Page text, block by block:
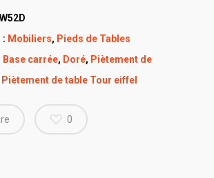
: Mobiliers, Pieds de Tables
Base carrée, Doré, Piètement de
Piètement de table Tour eiffel
0